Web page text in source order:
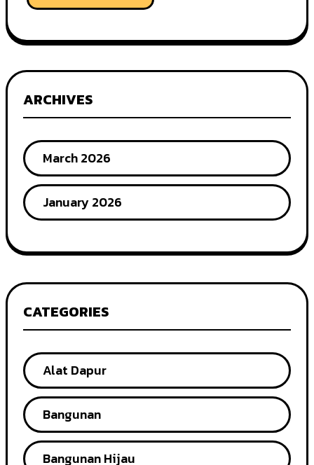
ARCHIVES
March 2026
January 2026
CATEGORIES
Alat Dapur
Bangunan
Bangunan Hijau